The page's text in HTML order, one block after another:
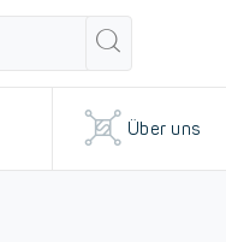
Über uns